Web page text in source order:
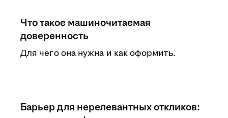
Что такое машиночитаемая
доверенность
Для чего она нужна и как оформить.
Барьер для нерелевантных откликов: